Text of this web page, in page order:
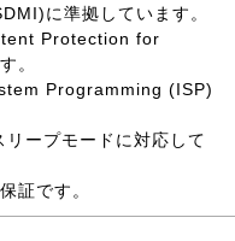
に準拠しています。
Protection for
。
Programming (ISP)
ープモードに対応して
証です。